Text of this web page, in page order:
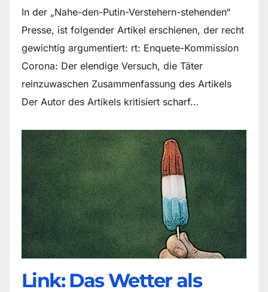
In der „Nahe-den-Putin-Verstehern-stehenden“
Presse, ist folgender Artikel erschienen, der recht
gewichtig argumentiert: rt: Enquete-Kommission
Corona: Der elendige Versuch, die Täter
reinzuwaschen Zusammenfassung des Artikels
Der Autor des Artikels kritisiert scharf…
Link: Das Wetter als